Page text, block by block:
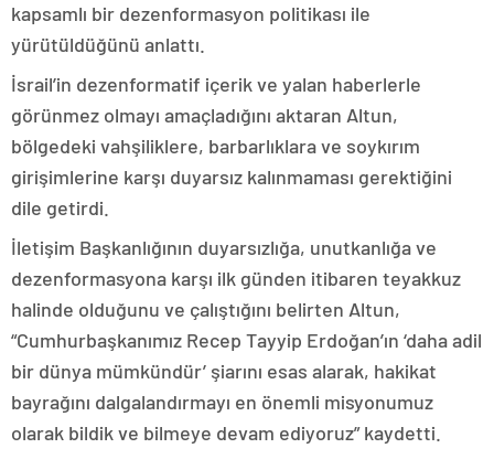
kapsamlı bir dezenformasyon politikası ile
yürütüldüğünü anlattı.
İsrail’in dezenformatif içerik ve yalan haberlerle
görünmez olmayı amaçladığını aktaran Altun,
bölgedeki vahşiliklere, barbarlıklara ve soykırım
girişimlerine karşı duyarsız kalınmaması gerektiğini
dile getirdi.
İletişim Başkanlığının duyarsızlığa, unutkanlığa ve
dezenformasyona karşı ilk günden itibaren teyakkuz
halinde olduğunu ve çalıştığını belirten Altun,
“Cumhurbaşkanımız Recep Tayyip Erdoğan’ın ‘daha adil
bir dünya mümkündür’ şiarını esas alarak, hakikat
bayrağını dalgalandırmayı en önemli misyonumuz
olarak bildik ve bilmeye devam ediyoruz” kaydetti.